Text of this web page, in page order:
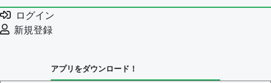
ログイン
新規登録
アプリをダウンロード！